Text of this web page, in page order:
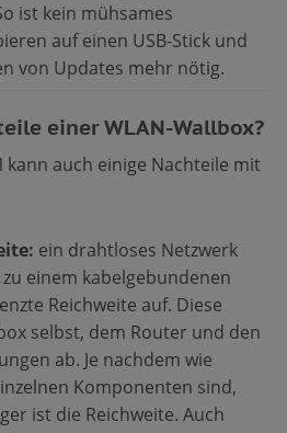
ist kein mühsames
auf einen USB-Stick und
von Updates mehr nötig.
einer WLAN-Wallbox?
kann auch einige Nachteile mit
ein drahtloses Netzwerk
einem kabelgebundenen
Reichweite auf. Diese
selbst, dem Router und den
ab. Je nachdem wie
Komponenten sind,
ist die Reichweite. Auch